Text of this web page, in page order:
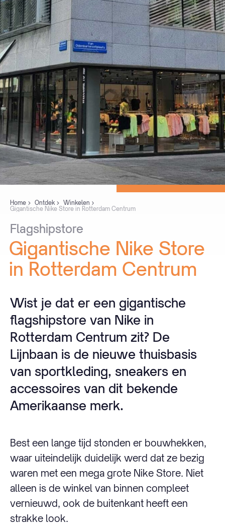
Home Ontdek
Winkelen
Gigantische Nike Store in Rotterdam Centrum
Flagshipstore
Gigantische Nike Store
in Rotterdam Centrum
Wist je dat er een gigantische
flagshipstore van Nike in
Rotterdam Centrum zit? De
Lijnbaan is de nieuwe thuisbasis
van sportkleding, sneakers en
accessoires van dit bekende
Amerikaanse merk.
Best een lange tijd stonden er bouwhekken,
waar uiteindelijk duidelijk werd dat ze bezig
waren met een mega grote Nike Store. Niet
alleen is de winkel van binnen compleet
vernieuwd, ook de buitenkant heeft een
strakke look.